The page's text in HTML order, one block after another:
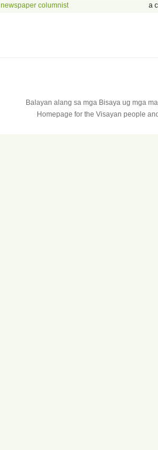
newspaper columnist a
Balayan alang sa mga Bisaya ug mga
Homepage for the Visayan people